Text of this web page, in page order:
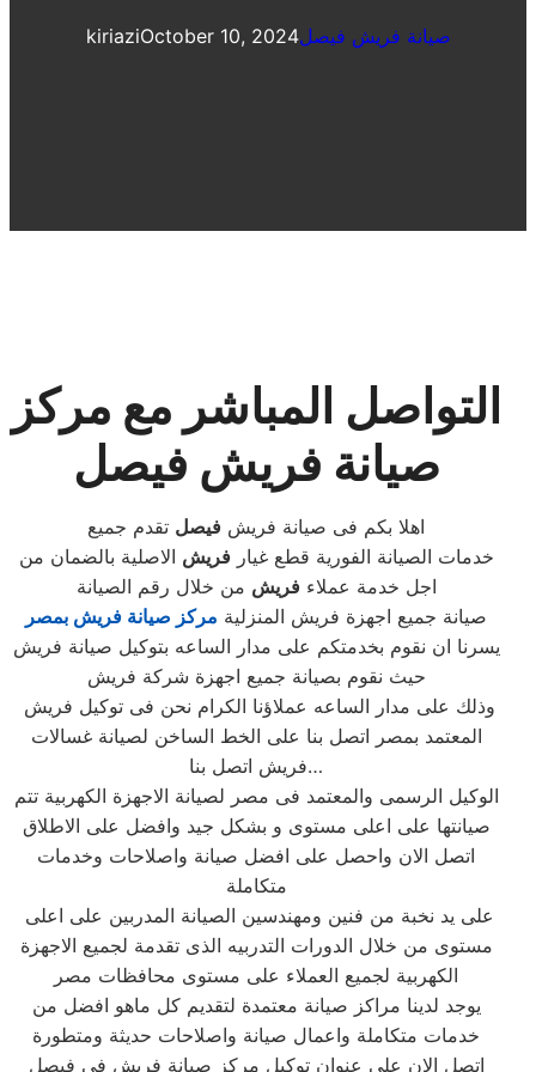
kiriaziOctober 10, 2024صيانة فريش فيصل
التواصل المباشر مع مركز
صيانة فريش فيصل
اهلا بكم فى صيانة فريش فيصل تقدم جميع
خدمات الصيانة الفورية قطع غيارفريش الاصلية بالضمان من
اجل خدمة عملاءفريش من خلال رقم الصيانة
صيانة جميع اجهزة فريش المنزلية مركز صيانة فريش بمصر
يسرنا ان نقوم بخدمتكم على مدار الساعه بتوكيل صيانة فريش
حيث نقوم بصيانة جميع اجهزة شركة فريش
المعتمد بمصر اتصل بنا على الخط الساخن لصيانة غسالات
فريش اتصل بنا…
الوكيل الرسمى والمعتمد فى مصر لصيانة الاجهزة الكهربية تتم
صيانتها على اعلى مستوى و بشكل جيد وافضل على الاطلاق
اتصل الان واحصل على افضل صيانة واصلاحات وخدمات
متكاملة
مستوى من خلال الدورات التدربيه الذى تقدمة لجميع الاجهزة
الكهربية لجميع العملاء على مستوى محافظات مصر
يوجد لدينا مراكز صيانة معتمدة لتقديم كل ماهو افضل من
خدمات متكاملة واعمال صيانة واصلاحات حديثة ومتطورة
اتصل الان على عنوان توكيل مركز صيانة فريش فى فيصل